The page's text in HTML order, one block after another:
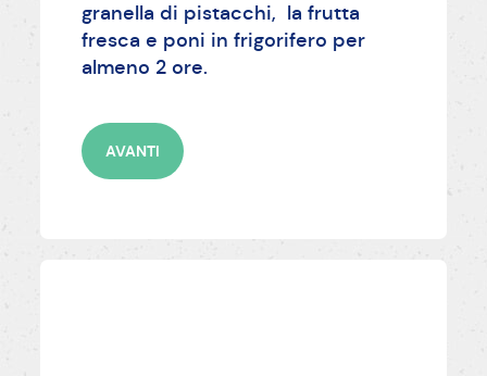
granella di pistacchi, la frutta
fresca e poni in frigorifero per
almeno 2 ore.
AVANTI